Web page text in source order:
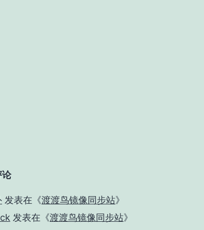
论
发表在《渡渡鸟镜像同步站》
发表在《渡渡鸟镜像同步站》